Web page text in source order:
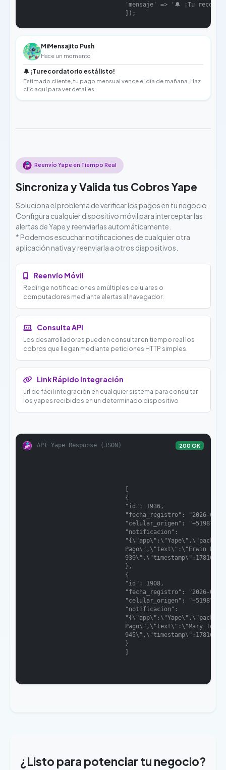
'mensaje' => '🔔 ¡Tu
                            ]);
MiMensajito Push
Hace un momento
🔔 ¡Tu recordatorio está listo!
Estimado cliente, tu pago mensual vence el día de mañana. Haz
clic aquí para ver detalles.
Reenvío Yape en Tiempo Real
Sincroniza y Valida tus Cobros Yape
Soluciona el problema de verificar los pagos en tu negocio.
Configura cualquier dispositivo móvil para interceptar las
alertas de Yape y reenviarlas automáticamente.
* Podemos escuchar notificaciones de cualquier otra
aplicación nativa y reenviarla a otros dispositivos.
Reenvío Móvil
Redirige notificaciones a múltiples celulares o
computadores mediante alertas al navegador.
Consulta API
Los desarrolladores pueden consultar en tiempo real los
cobros que llegan mediante peticiones HTTP simples.
Link Rápido Integración
url de fácil integración en cualquier sistema para consultar
los yapes recibidos en un determinado dispositivo
API Yape Response (JSON) 200 OK
                            [
                            {
                            "id": 1936,
"fecha_registro": "2026-04-
"celular_origen":
                            "notificacion":
Pago\",\"text\":\"Erwin
                            },
                            {
                            "id": 1908,
"fecha_registro": "2026-04-
"celular_origen":
                            "notificacion":
Pago\",\"text\":\"Mary Tor*
                            }
                            ]
¿Listo para potenciar tu negocio?